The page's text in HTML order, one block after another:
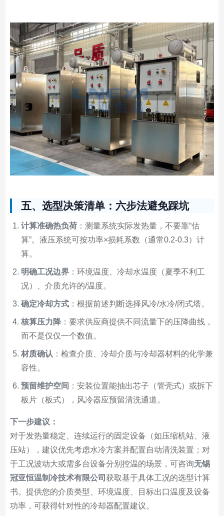
五、选型决策清单：六步法避免踩坑
计算准确热负荷：测量系统实际发热量，不要靠“估
算”。液压系统可按功率×损耗系数（通常0.2-0.3）计
算。
明确工况边界：环境温度、冷却水温度（夏季不利工
况）、介质允许的/温度。
确定冷却方式：根据前述判断选择风冷/水冷/闭式塔。
核算压力降：要求供应商提供不同流量下的压降曲线，
而不是仅仅一个数值。
材质确认 ：检查介质、冷却介质与冷却器材料的化学兼
容性。
预留维护空间 ：安装位置能抽出芯子（管壳式）或拆下
板片（板式），风冷器应预留清洗通道。
下一步建议：
对于发热量稳定、连续运行的固定设备（如压缩机站、液
压站），建议优先考虑水冷方案并配置自动清洗装置；对
于工况波动大或需多台设备分别控温的场景，可咨询无锡
冠亚恒温制冷技术有限公司 获取基于具体工况的选型计算
书。提供您的介质类型、环境温度、目标出口温度及设备
功率，可获得针对性的冷却器配置建议。